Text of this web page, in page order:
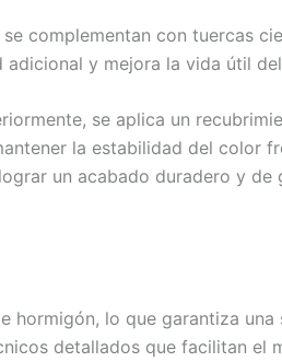
complementan con tuercas
y mejora la vida útil
se aplica un
la estabilidad del color
un acabado duradero y de
hormigón, lo que garantiza una
detallados que facilitan el